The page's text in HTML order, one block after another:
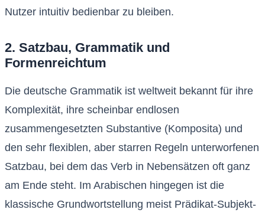
Nutzer intuitiv bedienbar zu bleiben.
2. Satzbau, Grammatik und
Formenreichtum
Die deutsche Grammatik ist weltweit bekannt für ihre
Komplexität, ihre scheinbar endlosen
zusammengesetzten Substantive (Komposita) und
den sehr flexiblen, aber starren Regeln unterworfenen
Satzbau, bei dem das Verb in Nebensätzen oft ganz
am Ende steht. Im Arabischen hingegen ist die
klassische Grundwortstellung meist Prädikat-Subjekt-